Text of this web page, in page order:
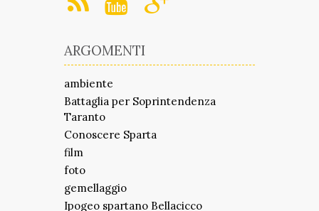
ARGOMENTI
ambiente
Battaglia per Soprintendenza
Taranto
Conoscere Sparta
film
foto
gemellaggio
Ipogeo spartano Bellacicco